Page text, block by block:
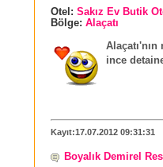
Otel: Sakız Ev Butik
Bölge: Alaçatı
ince
Kayıt:17.07.2012 09:31:31
Boyalık Demirel